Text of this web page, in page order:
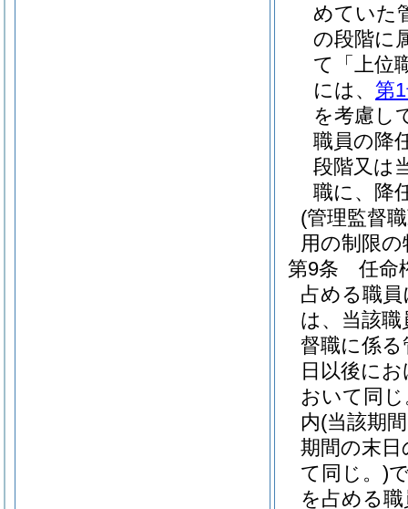
めていた
の段階に
て「上位
には、 第
を考慮し
職員の降
段階又は
職に、降
(管理監督
用の制限の
第9条
任命
占める職
は、当該
督職に係
日以後に
おいて同じ
内(当該期
期間の末
て同じ。)
を占める